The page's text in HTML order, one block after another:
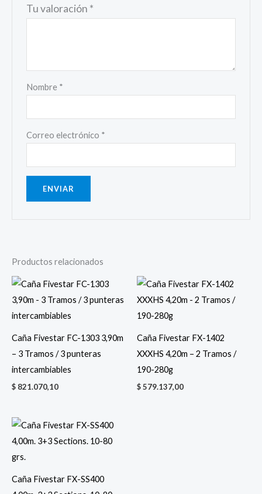
Tu valoración *
Nombre *
Correo electrónico *
Productos relacionados
Caña Fivestar FC-1303 3,90m
– 3 Tramos / 3 punteras
intercambiables
$ 821.070,10
Caña Fivestar FX-1402
XXXHS 4,20m – 2 Tramos /
190-280g
$579.137,00
Caña Fivestar FX-SS400